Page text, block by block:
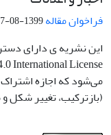
فراخوان مقاله1399-08-27
این نشریه ی دارای
می‌شود که اجازه اشتراک
(بازترکیب، تغییر شکل